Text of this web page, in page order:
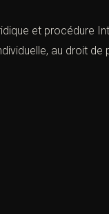
et procédure
au droit de